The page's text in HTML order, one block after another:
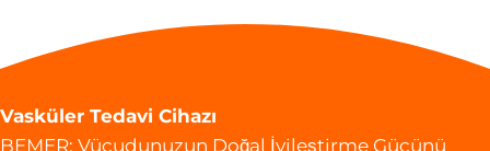
Vasküler Tedavi Cihazı
BEMER: Vücudunuzun Doğal İyileştirme Gücünü